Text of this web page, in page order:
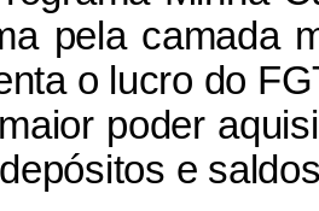
pela camada
o lucro do
poder
e